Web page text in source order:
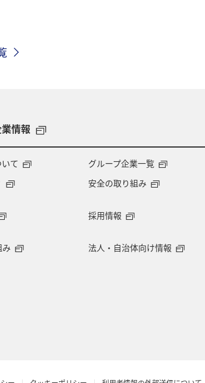
ス
情報
て グループ企業一覧
安全の取り組み
採用情報
法人・自治体向け情報